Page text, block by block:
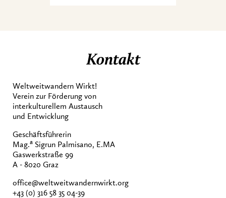
Kontakt
Weltweitwandern Wirkt!
Verein zur Förderung von
interkulturellem Austausch
und Entwicklung
Geschäftsführerin
Mag.a Sigrun Palmisano, E.MA
Gaswerkstraße 99
A - 8020 Graz
office@weltweitwandernwirkt.org
+43 (0) 316 58 35 04-39